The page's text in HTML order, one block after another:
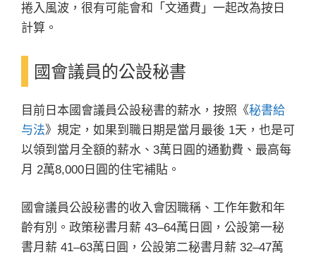
捲入風波，很有可能會和「文通費」一起改為按日
計算。
國會議員的公設秘書
目前日本國會議員公設秘書的薪水，按照《秘書給
与法》規定，如果到職日期是當月最後 1天，也是可
以領到當月全額的薪水、3萬日圓的通勤費、最高每
月 2萬8,000日圓的住宅補貼。
國會議員公設秘書的收入會因職稱、工作年數和年
齡有別。政策秘書月薪 43–64萬日圓，公設第一秘
書月薪 41–63萬日圓，公設第二秘書月薪 32–47萬